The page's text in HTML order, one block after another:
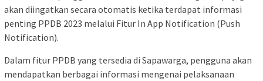
akan diingatkan secara otomatis ketika terdapat informasi
penting PPDB 2023 melalui Fitur In App Notification (Push
Notification).
Dalam fitur PPDB yang tersedia di Sapawarga, pengguna akan
mendapatkan berbagai informasi mengenai pelaksanaan